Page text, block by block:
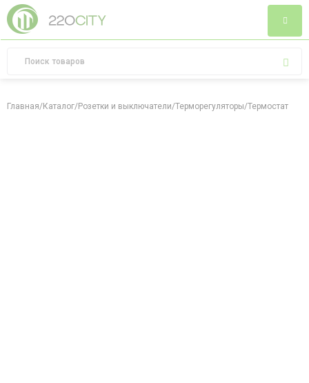
Главная/Каталог/Розетки и выключатели/Терморегуляторы/Термостат с